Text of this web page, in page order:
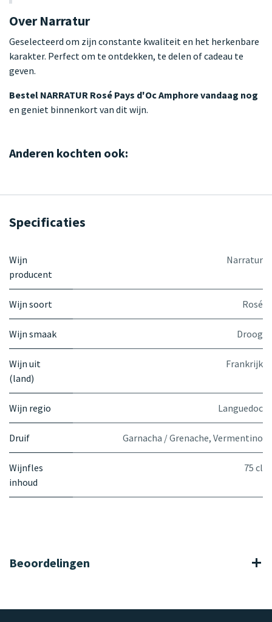
Over Narratur
Geselecteerd om zijn constante kwaliteit en het herkenbare
karakter. Perfect om te ontdekken, te delen of cadeau te
geven.
Bestel NARRATUR Rosé Pays d'Oc Amphore vandaag nog
en geniet binnenkort van dit wijn.
Anderen kochten ook:
Specificaties
Wijn
producent
Narratur
Wijn soort Rosé
Wijn smaak Droog
Wijn uit
(land)
Frankrijk
Wijn regio Languedoc
Druif Garnacha / Grenache, Vermentino
Wijnfles
inhoud
75 cl
Beoordelingen